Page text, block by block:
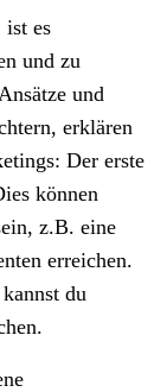
ist es
und zu
und
erklären
Der erste
können
z.B. eine
erreichen.
du